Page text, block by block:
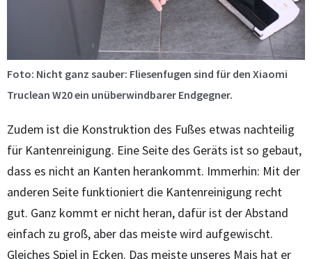
Foto: Nicht ganz sauber: Fliesenfugen sind für den Xiaomi
Truclean W20 ein unüberwindbarer Endgegner.
Zudem ist die Konstruktion des Fußes etwas nachteilig
für Kantenreinigung. Eine Seite des Geräts ist so gebaut,
dass es nicht an Kanten herankommt. Immerhin: Mit der
anderen Seite funktioniert die Kantenreinigung recht
gut. Ganz kommt er nicht heran, dafür ist der Abstand
einfach zu groß, aber das meiste wird aufgewischt.
Gleiches Spiel in Ecken. Das meiste unseres Mais hat er